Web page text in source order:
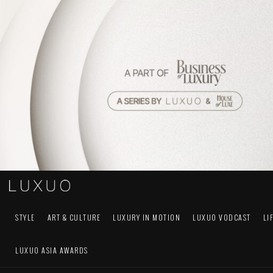
STYLE ART & CULTURE LUXURY IN MOTION LUXUO VODCAST
LUXUO ASIA AWARDS